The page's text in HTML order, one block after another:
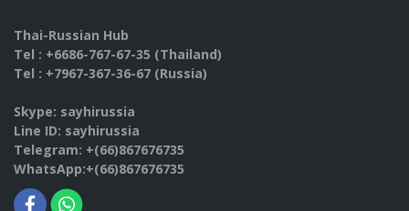
Thai-Russian Hub
Tel : +6686-767-67-35 (Thailand)
Tel : +7967-367-36-67 (Russia)
Skype: sayhirussia
Line ID: sayhirussia
Telegram: +(66)867676735
WhatsApp:+(66)867676735